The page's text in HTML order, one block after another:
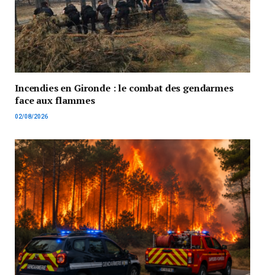
Incendies en Gironde : le combat des gendarmes
face aux flammes
02/08/2026